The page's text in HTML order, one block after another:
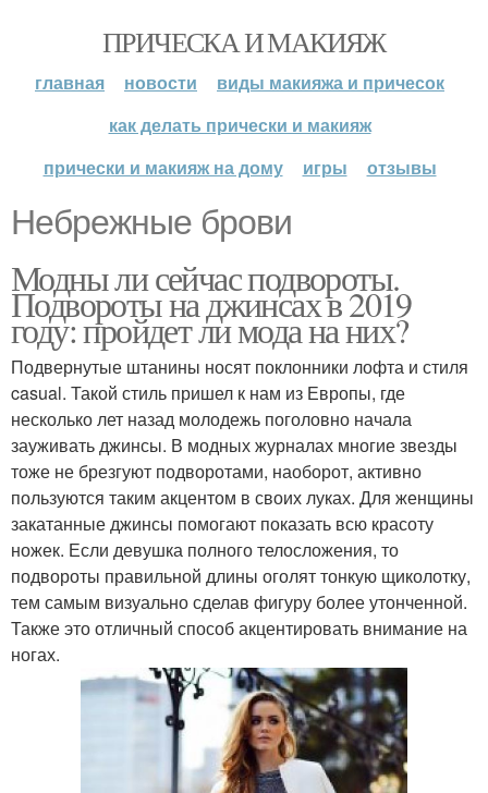
ПРИЧЕСКА И МАКИЯЖ
главная новости
виды макияжа и причесок
как делать прически и макияж
прически и макияж на дому
игры отзывы
Небрежные брови
Модны ли сейчас подвороты.
Подвороты на джинсах в 2019
году: пройдет ли мода на них?
Подвернутые штанины носят поклонники лофта и стиля
casual. Такой стиль пришел к нам из Европы, где
несколько лет назад молодежь поголовно начала
зауживать джинсы. В модных журналах многие звезды
тоже не брезгуют подворотами, наоборот, активно
пользуются таким акцентом в своих луках. Для женщины
закатанные джинсы помогают показать всю красоту
ножек. Если девушка полного телосложения, то
подвороты правильной длины оголят тонкую щиколотку,
тем самым визуально сделав фигуру более утонченной.
Также это отличный способ акцентировать внимание на
ногах.